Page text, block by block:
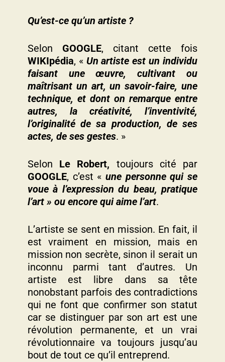
Qu’est-ce qu’un artiste ?
Selon GOOGLE, citant cette fois
WIKIpédia, « Un artiste est un individu
faisant une œuvre, cultivant ou
maîtrisant un art, un savoir-faire, une
technique, et dont on remarque entre
autres, la créativité, l’inventivité,
l’originalité de sa production, de ses
actes, de ses gestes. »
Selon Le Robert, toujours cité par
GOOGLE, c’est « une personne qui se
voue à l’expression du beau, pratique
l’art » ou encore qui aime l’art.
L’artiste se sent en mission. En fait, il
est vraiment en mission, mais en
mission non secrète, sinon il serait un
inconnu parmi tant d’autres. Un
artiste est libre dans sa tête
nonobstant parfois des contradictions
qui ne font que confirmer son statut
car se distinguer par son art est une
révolution permanente, et un vrai
révolutionnaire va toujours jusqu’au
bout de tout ce qu’il entreprend.